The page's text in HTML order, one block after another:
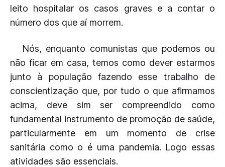
leito hospitalar os casos graves e a contar o
número dos que aí morrem.
Nós, enquanto comunistas que podemos ou
não ficar em casa, temos como dever estarmos
junto à população fazendo esse trabalho de
conscientização que, por tudo o que afirmamos
acima, deve sim ser compreendido como
fundamental instrumento de promoção de saúde,
particularmente em um momento de crise
sanitária como o é uma pandemia. Logo essas
atividades são essenciais.